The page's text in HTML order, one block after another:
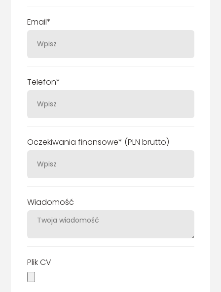
Email*
Telefon*
Oczekiwania finansowe* (PLN brutto)
Wiadomość
Plik CV